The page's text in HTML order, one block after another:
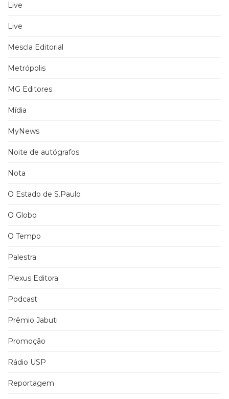
Live
Live
Mescla Editorial
Metrópolis
MG Editores
Mídia
MyNews
Noite de autógrafos
Nota
O Estado de S.Paulo
O Globo
O Tempo
Palestra
Plexus Editora
Podcast
Prêmio Jabuti
Promoção
Rádio USP
Reportagem